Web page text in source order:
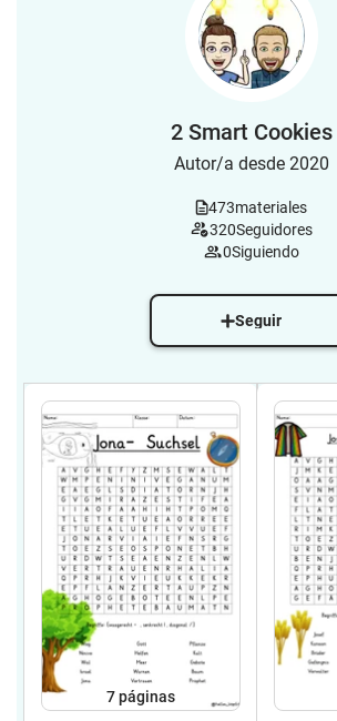
2 Smart Cookies
Autor/a desde 2020
473materiales
320Seguidores
0Siguiendo
Seguir
7páginas